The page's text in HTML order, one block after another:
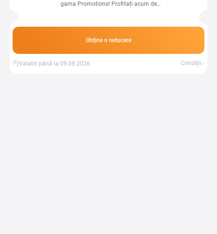
gama Promotions! Profitați acum de
Obține o reducere
Valabil până la 09.08.2026 Condiții